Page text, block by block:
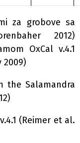
za grobove sa
2012)
OxCal v.4.1
2009)
the Salamandra
(Reimer et al.